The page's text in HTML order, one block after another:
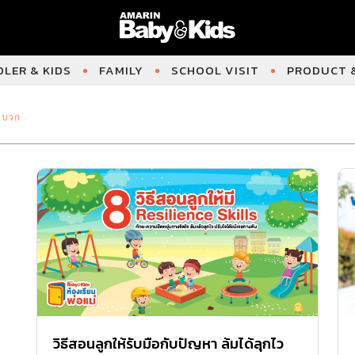
& KIDS FAMILY SCHOOL VISIT PRODUCT
วก
วิธีสอนลูกให้รับมือกับปัญหา ล้มได้ลุกไว